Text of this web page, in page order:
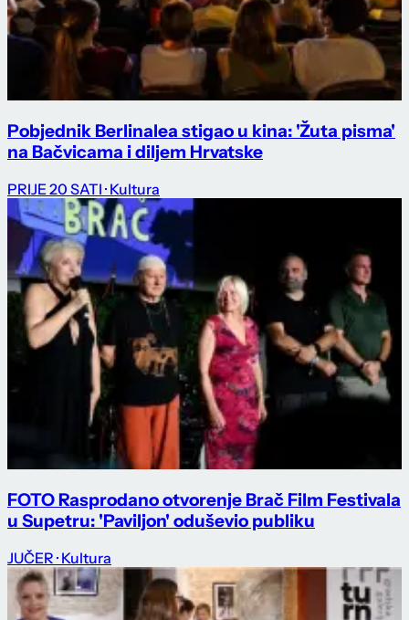
Pobjednik Berlinalea stigao u kina: 'Žuta pisma'
na Bačvicama i diljem Hrvatske
PRIJE 20 SATI · Kultura
FOTO Rasprodano otvorenje Brač Film Festivala
u Supetru: 'Paviljon' oduševio publiku
JUČER · Kultura